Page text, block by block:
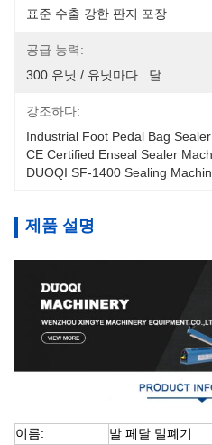
표준 수출 강한 판지 포장
공급 능력:
300 유닛 / 유닛마다   달
강조하다:
Industrial Foot Pedal Bag Sealer
CE Certified Enseal Sealer
DUOQI SF-1400 Sealing
제품 설명
이름:
발 페달 밀폐기